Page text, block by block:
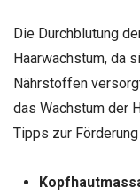
Die Durchblutung
Haarwachstum, da
Nährstoffen
das Wachstum der
Tipps zur